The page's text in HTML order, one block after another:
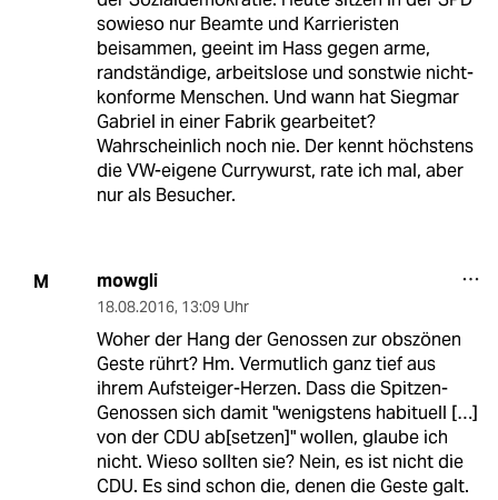
sowieso nur Beamte und Karrieristen
beisammen, geeint im Hass gegen arme,
randständige, arbeitslose und sonstwie nicht-
konforme Menschen. Und wann hat Siegmar
Gabriel in einer Fabrik gearbeitet?
Wahrscheinlich noch nie. Der kennt höchstens
die VW-eigene Currywurst, rate ich mal, aber
nur als Besucher.
M mowgli
18.08.2016, 13:09 Uhr
Woher der Hang der Genossen zur obszönen
Geste rührt? Hm. Vermutlich ganz tief aus
ihrem Aufsteiger-Herzen. Dass die Spitzen-
Genossen sich damit "wenigstens habituell […]
von der CDU ab[setzen]" wollen, glaube ich
nicht. Wieso sollten sie? Nein, es ist nicht die
CDU. Es sind schon die, denen die Geste galt.